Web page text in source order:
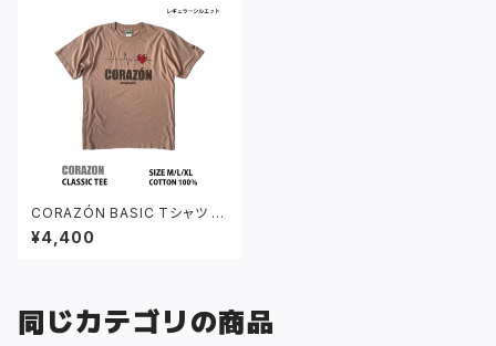
CORAZÓN BASIC Tシャツ ダ
スティピンク
¥4,400
同じカテゴリの商品